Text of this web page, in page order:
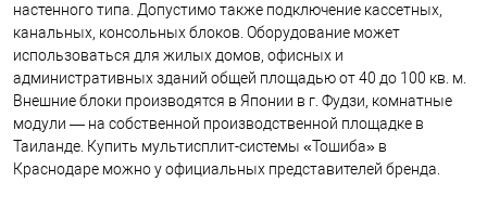
настенного типа. Допустимо также подключение кассетных,
канальных, консольных блоков. Оборудование может
использоваться для жилых домов, офисных и
административных зданий общей площадью от 40 до 100 кв. м.
Внешние блоки производятся в Японии в г. Фудзи, комнатные
модули — на собственной производственной площадке в
Таиланде. Купить мультисплит-системы «Тошиба» в
Краснодаре можно у официальных представителей бренда.